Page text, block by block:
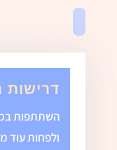
דרישות
ולפחות עוד